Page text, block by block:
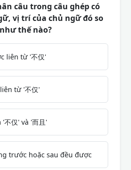
câu trong câu ghép có
vị trí của chủ ngữ đó so
thế nào?
liên từ '不仅'
từ '不仅'
仅' và '而且'
trước hoặc sau đều được